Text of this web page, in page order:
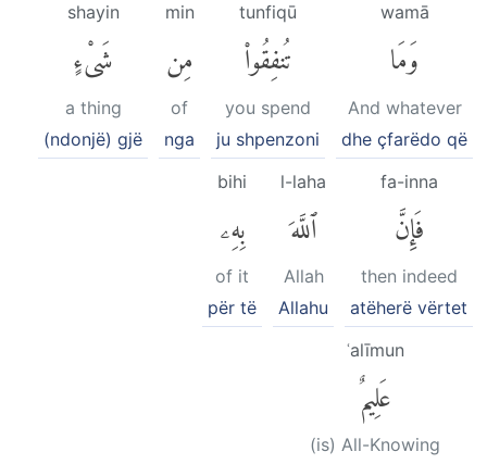
wamā
وَمَا
And whatever
dhe çfarëdo që
tunfiqū
تُنفِقُوا۟
you spend
ju shpenzoni
min
مِن
of
nga
shayin
شَىْءٍ
a thing
(ndonjë) gjë
fa-inna
فَإِنَّ
then indeed
atëherë vërtet
l-laha
ٱللَّهَ
Allah
Allahu
bihi
بِهِۦ
of it
për të
ʿalīmun
عَلِيمٌ
(is) All-Knowing